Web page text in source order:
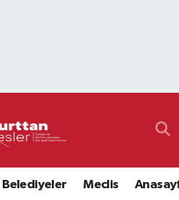
Belediyeler Meclis
ve Fikstür